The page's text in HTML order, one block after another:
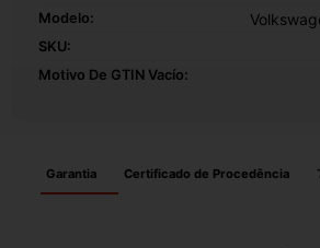
Modelo:
SKU:
Motivo De GTIN Vacío:
Garantia Certificado de Procedência